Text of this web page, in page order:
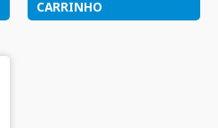
CARRINHO